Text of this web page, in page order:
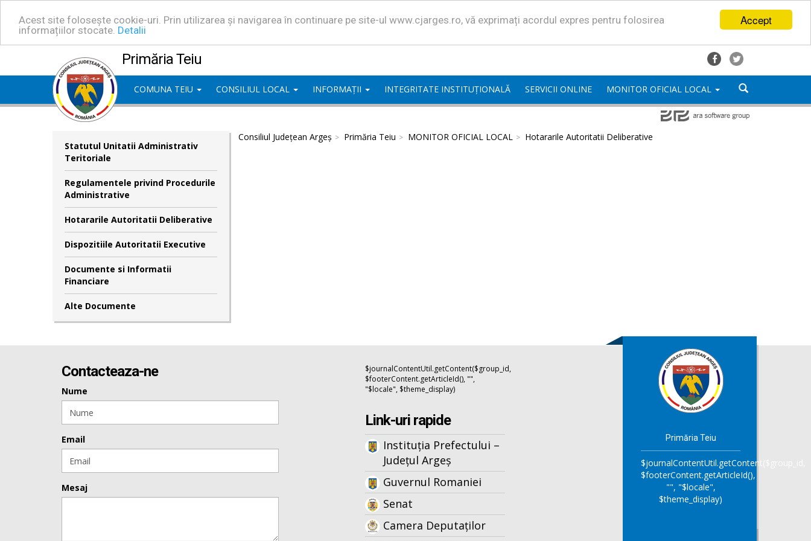
Accept
Acest site folosește cookie-uri. Prin utilizarea și navigarea în continuare pe site-ul www.cjarges.ro, vă exprimați acordul expres pentru folosirea
informațiilor stocate. Detalii
Primăria Teiu
COMUNA TEIU CONSILIUL LOCAL INFORMAȚII INTEGRITATE INSTITUȚIONALĂ SERVICII ONLINE MONITOR OFICIAL LOCAL
Statutul Unitatii Administrativ
Teritoriale
Regulamentele privind Procedurile
Administrative
Hotararile Autoritatii Deliberative
Dispozitiile Autoritatii Executive
Documente si Informatii
Financiare
Alte Documente
Consiliul Județean Argeș Primăria Teiu MONITOR OFICIAL LOCAL Hotararile Autoritatii Deliberative
Contacteaza-ne
Nume
Email
Mesaj
$journalContentUtil.getContent($group_id,
$footerContent.getArticleId(), "",
"$locale", $theme_display)
Link-uri rapide
Instituția Prefectului –
Județul Argeș
Guvernul Romaniei
Senat
Camera Deputaților
Primăria Teiu
$journalContentUtil.getContent($group_id,
$footerContent.getArticleId(),
"", "$locale",
$theme_display)